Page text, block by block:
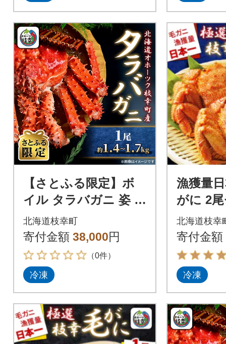
【さとふる限定】ボ
イル タラバガニ 姿 1
尾 (約1.4kg～1.7kg)
北海道オホーツク枝幸
町産
北海道枝幸町
寄付金額 38,000円
（0件）
冷凍
漁獲量
がに 2
g×2尾)
産
北海道枝幸
寄付金額
冷凍